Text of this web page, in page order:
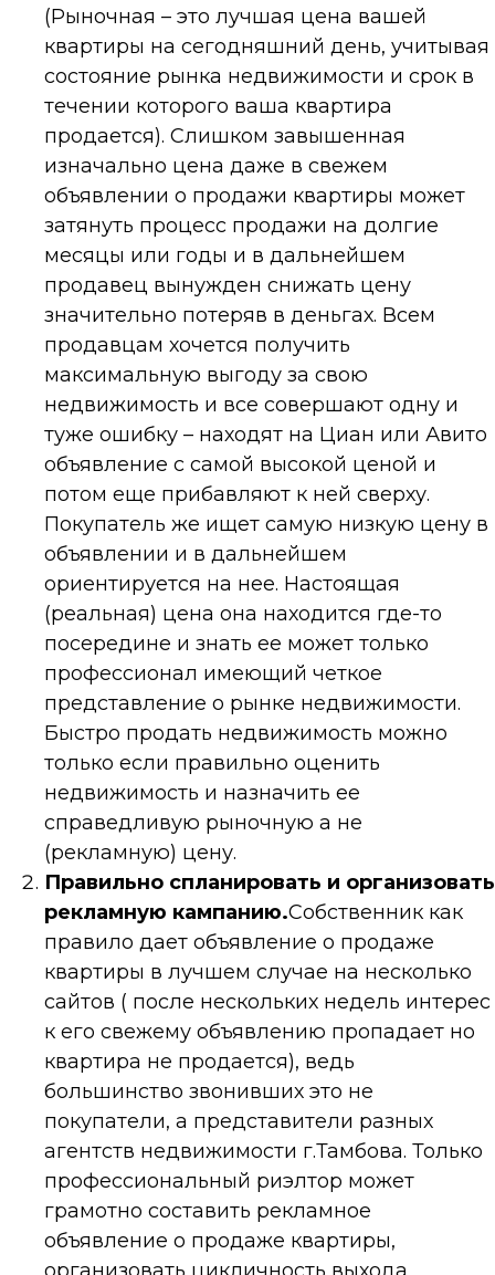
(Рыночная – это лучшая цена вашей
квартиры на сегодняшний день, учитывая
состояние рынка недвижимости и срок в
течении которого ваша квартира
продается). Слишком завышенная
изначально цена даже в свежем
объявлении о продажи квартиры может
затянуть процесс продажи на долгие
месяцы или годы и в дальнейшем
продавец вынужден снижать цену
значительно потеряв в деньгах. Всем
продавцам хочется получить
максимальную выгоду за свою
недвижимость и все совершают одну и
туже ошибку – находят на Циан или Авито
объявление с самой высокой ценой и
потом еще прибавляют к ней сверху.
Покупатель же ищет самую низкую цену в
объявлении и в дальнейшем
ориентируется на нее. Настоящая
(реальная) цена она находится где-то
посередине и знать ее может только
профессионал имеющий четкое
представление о рынке недвижимости.
Быстро продать недвижимость можно
только если правильно оценить
недвижимость и назначить ее
справедливую рыночную а не
(рекламную) цену.
Правильно спланировать и организовать
рекламную кампанию.Собственник как
правило дает объявление о продаже
квартиры в лучшем случае на несколько
сайтов ( после нескольких недель интерес
к его свежему объявлению пропадает но
квартира не продается), ведь
большинство звонивших это не
покупатели, а представители разных
агентств недвижимости г.Тамбова. Только
профессиональный риэлтор может
грамотно составить рекламное
объявление о продаже квартиры,
организовать цикличность выхода